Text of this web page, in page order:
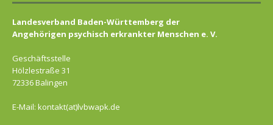
Landesverband Baden-Württemberg der
Angehörigen psychisch erkrankter Menschen e. V.
Geschäftsstelle
Hölzlestraße 31
72336 Balingen
E-Mail: kontakt(at)lvbwapk.de